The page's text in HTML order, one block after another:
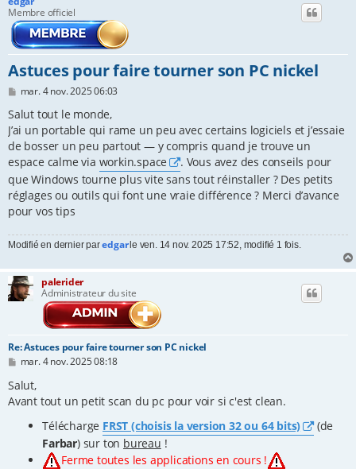
Membre officiel
Astuces pour faire tourner son PC nickel
M
s
s
a
g
e
mar. 4 nov. 2025 06:03
Salut tout le monde,
J’ai un portable qui rame un peu avec certains logiciels et j’essaie
de bosser un peu partout — y compris quand je trouve un
espace calme via workin.space
. Vous avez des conseils pour
que Windows tourne plus vite sans tout réinstaller ? Des petits
réglages ou outils qui font une vraie différence ? Merci d’avance
pour vos tips
Modifié en dernier paredgarle ven. 14 nov. 2025 17:52, modifié 1 fois.
palerider
Administrateur du site
Re: Astuces pour faire tourner son PC nickel
M
s
s
a
mar. 4 nov. 2025 08:18
Salut,
Avant tout un petit scan du pc pour voir si c'est clean.
Télécharge FRST (choisis la version 32 ou 64 bits)
(de
Farbar) sur ton bureau !
Ferme toutes les applications en cours !